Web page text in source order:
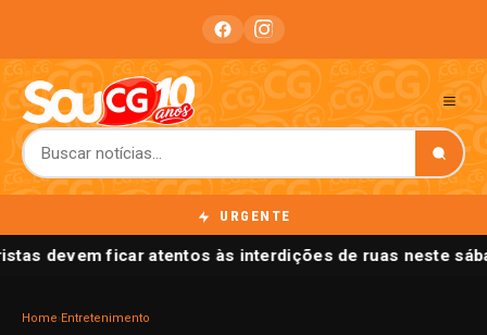
URGENTE
devem ficar atentos às interdições de ruas neste
Home Entretenimento